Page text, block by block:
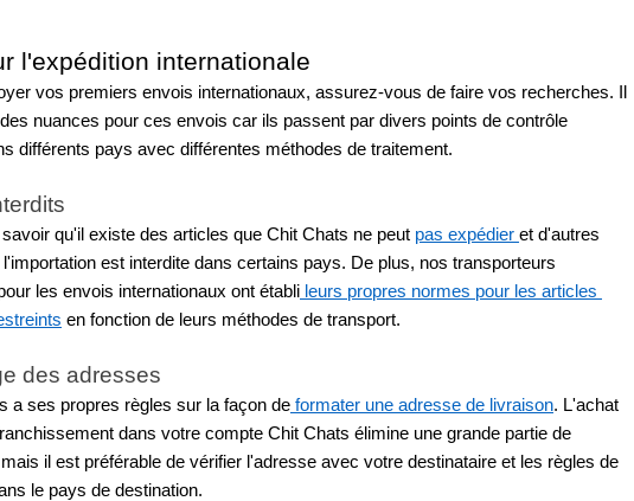
l'expédition internationale
vos premiers envois internationaux, assurez-vous de faire vos recherches. Il
nuances pour ces envois car ils passent par divers points de contrôle
différents pays avec différentes méthodes de traitement.
qu'il existe des articles que Chit Chats ne peut pas expédier et d'autres
est interdite dans certains pays. De plus, nos transporteurs
les envois internationaux ont établi leurs propres normes pour les articles
en fonction de leurs méthodes de transport.
des adresses
a ses propres règles sur la façon de formater une adresse de livraison. L'achat
dans votre compte Chit Chats élimine une grande partie de
mais il est préférable de vérifier l'adresse avec votre destinataire et les règles de
le pays de destination.